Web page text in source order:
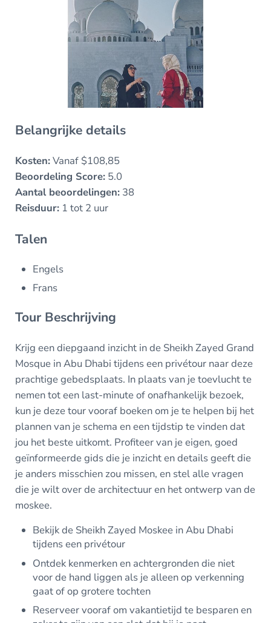
Belangrijke details
Kosten:Vanaf $108,85
Beoordeling Score:5.0
Aantal beoordelingen:38
Reisduur:1 tot 2 uur
Talen
Engels
Frans
Tour Beschrijving
Krijg een diepgaand inzicht in de Sheikh Zayed Grand
Mosque in Abu Dhabi tijdens een privétour naar deze
prachtige gebedsplaats. In plaats van je toevlucht te
nemen tot een last-minute of onafhankelijk bezoek,
kun je deze tour vooraf boeken om je te helpen bij het
plannen van je schema en een tijdstip te vinden dat
jou het beste uitkomt. Profiteer van je eigen, goed
geïnformeerde gids die je inzicht en details geeft die
je anders misschien zou missen, en stel alle vragen
die je wilt over de architectuur en het ontwerp van de
moskee.
Bekijk de Sheikh Zayed Moskee in Abu Dhabi
tijdens een privétour
Ontdek kenmerken en achtergronden die niet
voor de hand liggen als je alleen op verkenning
gaat of op grotere tochten
Reserveer vooraf om vakantietijd te besparen en